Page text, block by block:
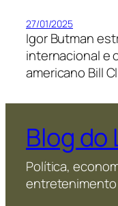
27/01/2025
Igor Butman
internacional e
americano Bill
Blog
Política,
entretenimento